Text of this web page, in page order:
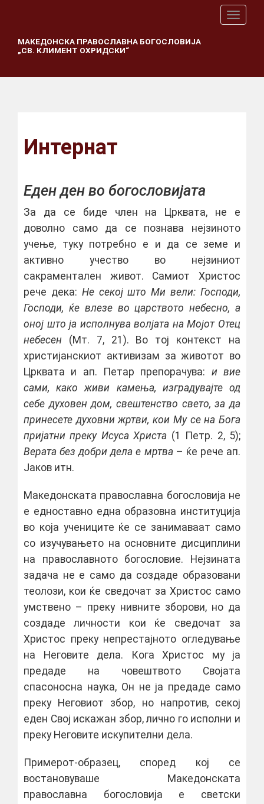
T
o
e
МАКЕДОНСКА ПРАВОСЛАВНА БОГОСЛОВИЈА
„СВ. КЛИМЕНТ ОХРИДСКИ“
Интернат
Еден ден во богословијата
За да се биде член на Црквата, не е
доволно само да се познава нејзиното
учење, туку потребно е и да се земе и
активно учество во нејзиниот
сакраментален живот. Самиот Христос
рече дека: Не секој што Ми вели: Господи,
Господи, ќе влезе во царството небесно, а
оној што ја исполнува волјата на Мојот Отец
небесен (Мт. 7, 21). Во тој контекст на
христијанскиот активизам за животот во
Црквата и ап. Петар препорачува: и вие
сами, како живи камења, изградувајте од
себе духовен дом, свештенство свето, за да
принесете духовни жртви, кои Му се на Бога
пријатни преку Исуса Христа (1 Петр. 2, 5);
Верата без добри дела е мртва – ќе рече ап.
Јаков итн.
Македонската православна богословија не
е едноставно една образовна институција
во која учениците ќе се занимаваат само
со изучувањето на основните дисциплини
на православното богословие. Нејзината
задача не е само да создаде образовани
теолози, кои ќе сведочат за Христос само
умствено – преку нивните зборови, но да
создаде личности кои ќе сведочат за
Христос преку непрестајното огледување
на Неговите дела. Кога Христос му ја
предаде на човештвото Својата
спасоносна наука, Он не ја предаде само
преку Неговиот збор, но напротив, секој
еден Свој искажан збор, лично го исполни и
преку Неговите искупителни дела.
Примерот-образец, според кој се
востановуваше Македонската
православна богословија е светски